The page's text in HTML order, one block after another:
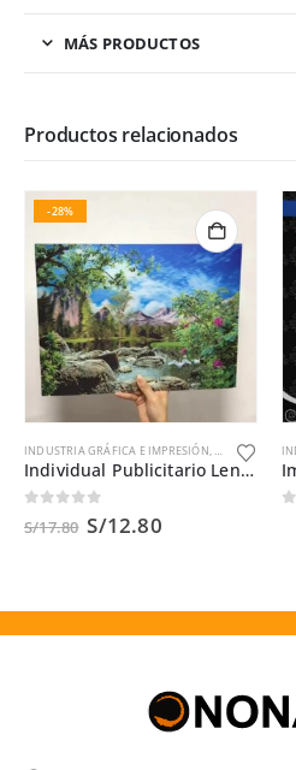
MÁS PRODUCTOS
Productos relacionados
-28%
INDUSTRIA GRÁFICA E IMPRESIÓN,INDUSTRIAS Y
Individual Publicitario Lenticular 3D 22 x 24 cm
out of 5
S/17.80 El
S/12.80El